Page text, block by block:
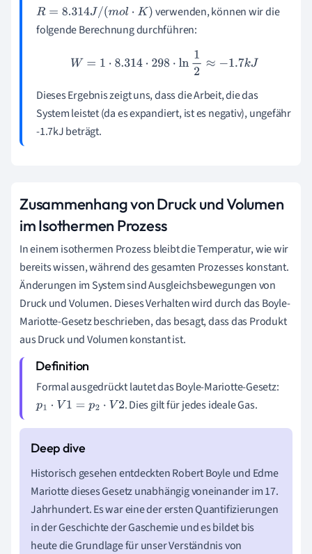
R= 8.314J/(mol⋅K)
verwenden, können wir die
folgende Berechnung durchführen:
W=1 ⋅8.314 ⋅298⋅ ln12 ≈− 1.7 kJ
Dieses Ergebnis zeigt uns, dass die Arbeit, die das
System leistet (da es expandiert, ist es negativ), ungefähr
-1.7kJ beträgt.
Zusammenhang von Druck und Volumen
im Isothermen Prozess
In einem isothermen Prozess bleibt die Temperatur, wie wir
bereits wissen, während des gesamten Prozesses konstant.
Änderungen im System sind Ausgleichsbewegungen von
Druck und Volumen. Dieses Verhalten wird durch das Boyle-
Mariotte-Gesetz beschrieben, das besagt, dass das Produkt
aus Druck und Volumen konstant ist.
Formal ausgedrückt lautet das Boyle-Mariotte-Gesetz:
p1 V 1=p 2⋅V2 . Dies gilt für jedes ideale Gas.
Historisch gesehen entdeckten Robert Boyle und Edme
Mariotte dieses Gesetz unabhängig voneinander im 17.
Jahrhundert. Es war eine der ersten Quantifizierungen
in der Geschichte der Gaschemie und es bildet bis
heute die Grundlage für unser Verständnis von